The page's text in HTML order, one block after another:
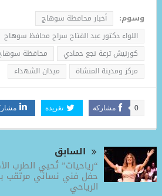
وسوم:
أخبار محافظة سوهاج
اللواء دكتور عبد الفتاح سراج محافظ سوهاج
كورنيش ترعة نجع حمادي
محافظة
مركز ومدينة المنشاة
ميدان الشهداء
مشاركة 0 تغريدة
السابق
“رياحيات” تُحيي الطرب
حفل فني نسائي مرتقب
الرياحي